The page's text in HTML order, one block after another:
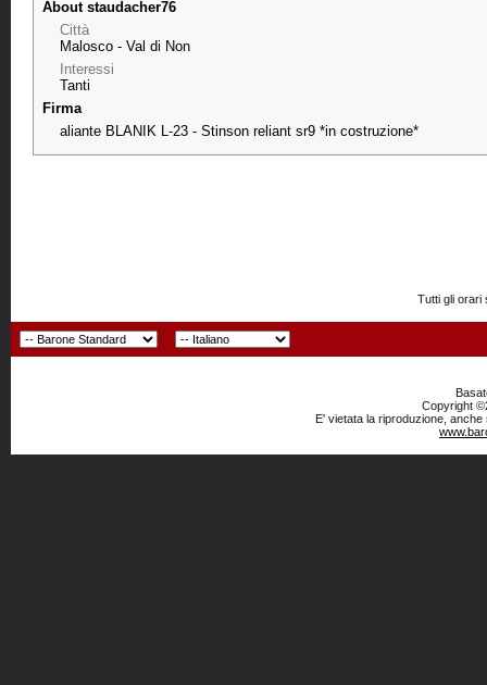
About staudacher76
Città
Malosco - Val di Non
Interessi
Tanti
Firma
aliante BLANIK L-23 - Stinson reliant sr9 *in costruzione*
Tutti gli orari
Copyright
E' vietata la riproduzione,